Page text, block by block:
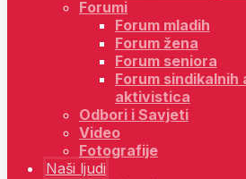
Forumi
Forum mladih
Forum žena
Forum seniora
Forum
aktivistica
Odbori i Savjeti
Video
Fotografije
Naši ljudi